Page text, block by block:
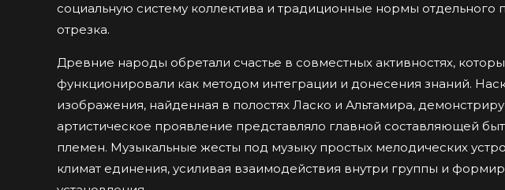
социальную систему коллектива и традиционные нормы отдельного
отрезка.
Древние народы обретали счастье в совместных активностях,
функционировали как методом интеграции и донесения знаний.
изображения, найденная в полостях Ласко и Альтамира,
артистическое проявление представляло главной составляющей
племен. Музыкальные жесты под музыку простых мелодических
климат единения, усиливая взаимодействия внутри группы и